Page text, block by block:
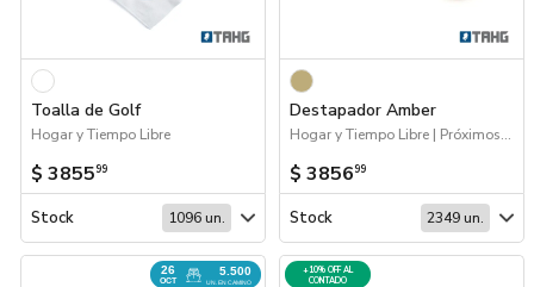
Toalla de Golf
Hogar y Tiempo Libre
$ 385599
Stock 1096 un.
Destapador Amber
Hogar y Tiempo Libre | Próximos Arribos
$ 385699
Stock 2349 un.
26
OCT
5.500
UN. EN CAMINO
+10% OFF AL
CONTADO